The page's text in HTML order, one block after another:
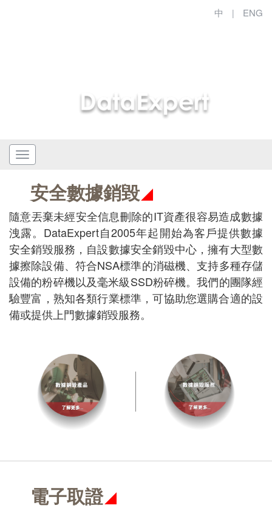
中 | ENG
安全數據銷毀
隨意丟棄未經安全信息刪除的IT資產很容易造成數據
洩露。DataExpert自2005年起開始為客戶提供數據
安全銷毀服務，自設數據安全銷毀中心，擁有大型數
據擦除設備、符合NSA標準的消磁機、支持多種存儲
設備的粉碎機以及毫米級SSD粉碎機。我們的團隊經
驗豐富，熟知各類行業標準，可協助您選購合適的設
備或提供上門數據銷毀服務。
電子取證